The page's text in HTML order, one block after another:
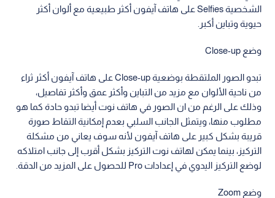
الشخصية Selfies على هاتف آيفون أكثر طبيعية مع ألوان أكثر
حيوية وتباين أكبر.
وضع Close-up
تبدو الصور الملتقطة بوضعية Close-up على هاتف آيفون أكثر ثراء
من ناحية الألوان مع مزيد من التباين وأكثر عمق وأكثر تفاصيل،
وذلك على الرغم من ان الصور في هاتف نوت أيضا تبدو حادة كما هو
مطلوب منها، ويتمثل الجانب السلبي بعدم إمكانية التقاط صورة
قريبة بشكل كبير على هاتف آيفون لأنه سوف يعاني من مشكلة
التركيز، بينما يمكن لهاتف نوت التركيز بشكل أقرب إلى جانب امتلاكه
لوضع التركيز اليدوي في إعدادات Pro للحصول على المزيد من الدقة.
وضع Zoom